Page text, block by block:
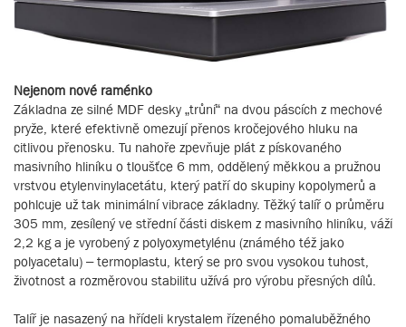
Nejenom nové raménko
Základna ze silné MDF desky „trůní“ na dvou páscích z mechové
pryže, které efektivně omezují přenos kročejového hluku na
citlivou přenosku. Tu nahoře zpevňuje plát z pískovaného
masivního hliníku o tloušťce 6 mm, oddělený měkkou a pružnou
vrstvou etylenvinylacetátu, který patří do skupiny kopolymerů a
pohlcuje už tak minimální vibrace základny. Těžký talíř o průměru
305 mm, zesílený ve střední části diskem z masivního hliníku, váží
2,2 kg a je vyrobený z polyoxymetylénu (známého též jako
polyacetalu) – termoplastu, který se pro svou vysokou tuhost,
životnost a rozměrovou stabilitu užívá pro výrobu přesných dílů.
Talíř je nasazený na hřídeli krystalem řízeného pomaluběžného